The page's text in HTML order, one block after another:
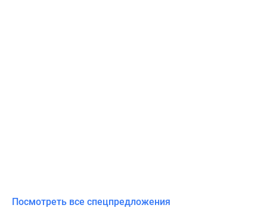
Посмотреть все спецпредложения